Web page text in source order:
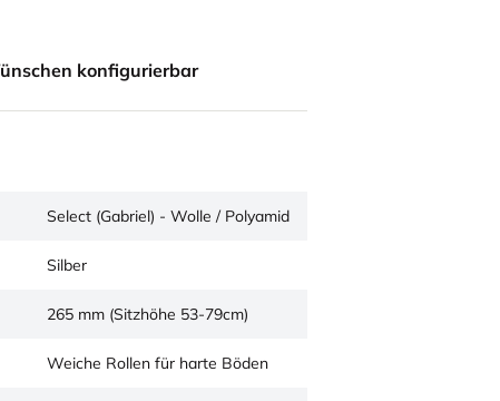
konfigurierbar
Select (Gabriel) - Wolle / Polyamid
Silber
265 mm (Sitzhöhe 53-79cm)
Weiche Rollen für harte Böden